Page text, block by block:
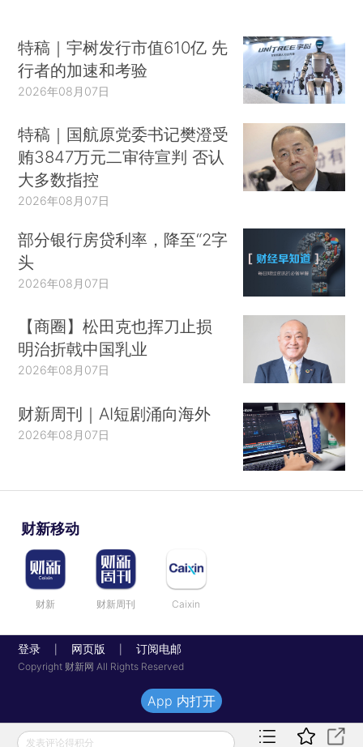
特稿｜宇树发行市值610亿 先
行者的加速和考验
2026年08月07日
特稿｜国航原党委书记樊澄受
贿3847万元二审待宣判 否认
大多数指控
2026年08月07日
部分银行房贷利率，降至“2字
头
2026年08月07日
【商圈】松田克也挥刀止损
明治折戟中国乳业
2026年08月07日
财新周刊｜AI短剧涌向海外
2026年08月07日
财新移动
财新 财新周刊 Caixin
登录 网页版 订阅电邮
Copyright 财新网 All Rights Reserved
发表评论得积分
App 内打开